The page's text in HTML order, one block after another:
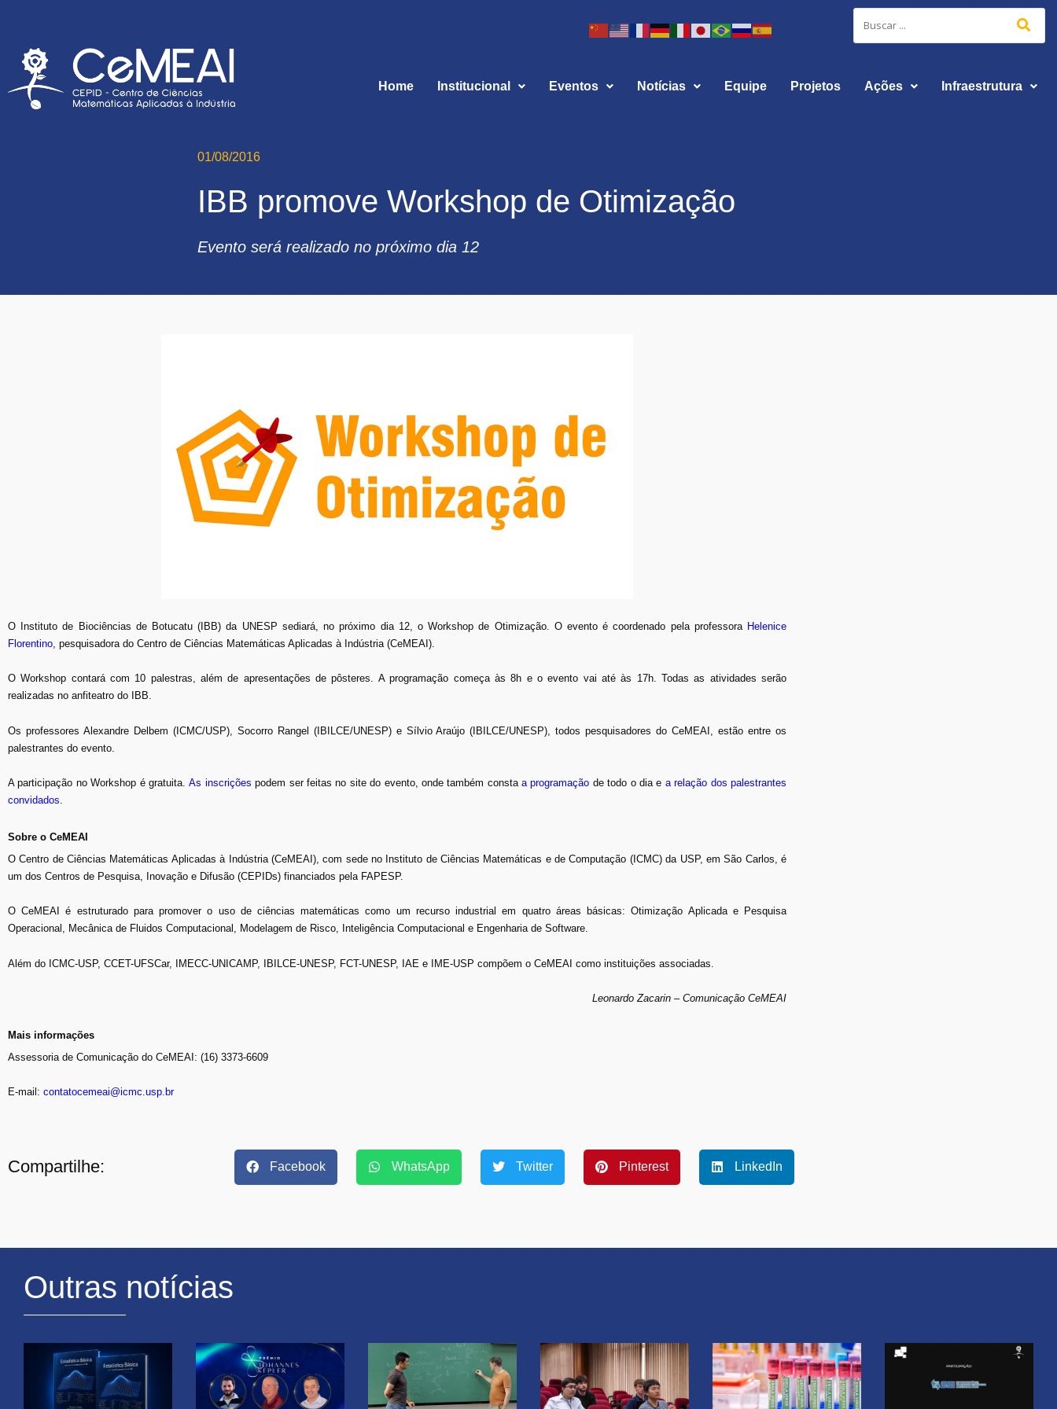
Home Institucional Eventos Notícias Equipe Projetos Ações Infraestrutura
01/08/2016
IBB promove Workshop de Otimização
Evento será realizado no próximo dia 12
O Instituto de Biociências de Botucatu (IBB) da UNESP sediará, no próximo dia 12, o Workshop de Otimização. O evento é coordenado pela professora Helenice
Florentino , pesquisadora do Centro de Ciências Matemáticas Aplicadas à Indústria (CeMEAI).
O Workshop contará com 10 palestras, além de apresentações de pôsteres. A programação começa às 8h e o evento vai até às 17h. Todas as atividades serão
realizadas no anfiteatro do IBB.
Os professores Alexandre Delbem (ICMC/USP), Socorro Rangel (IBILCE/UNESP) e Sílvio Araújo (IBILCE/UNESP), todos pesquisadores do CeMEAI, estão entre os
palestrantes do evento.
A participação no Workshop é gratuita.As inscrições podem ser feitas no site do evento, onde também constaa programação de todo o dia e a relação dos palestrantes
convidados.
Sobre o CeMEAI
O Centro de Ciências Matemáticas Aplicadas à Indústria (CeMEAI), com sede no Instituto de Ciências Matemáticas e de Computação (ICMC) da USP, em São Carlos, é
um dos Centros de Pesquisa, Inovação e Difusão (CEPIDs) financiados pela FAPESP.
O CeMEAI é estruturado para promover o uso de ciências matemáticas como um recurso industrial em quatro áreas básicas: Otimização Aplicada e Pesquisa
Operacional, Mecânica de Fluidos Computacional, Modelagem de Risco, Inteligência Computacional e Engenharia de Software.
Além do ICMC-USP, CCET-UFSCar, IMECC-UNICAMP, IBILCE-UNESP, FCT-UNESP, IAE e IME-USP compõem o CeMEAI como instituições associadas.
Leonardo Zacarin – Comunicação CeMEAI
Mais informações
Assessoria de Comunicação do CeMEAI: (16) 3373-6609
E-mail: contatocemeai@icmc.usp.br
Compartilhe: Facebook WhatsApp Twitter Pinterest LinkedIn
Outras notícias